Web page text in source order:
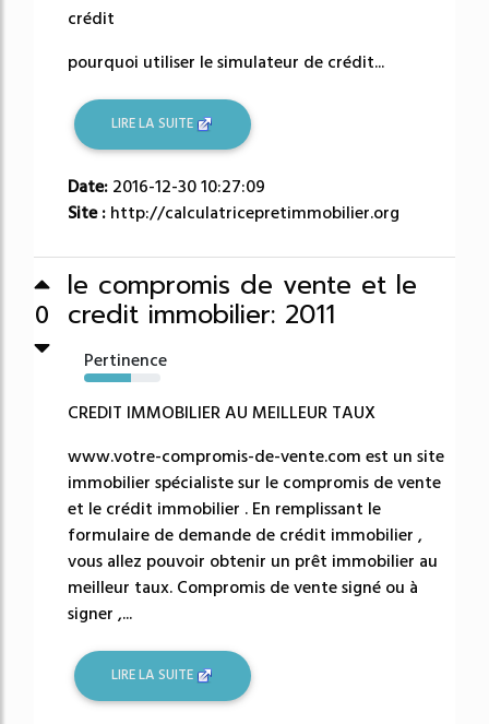
crédit
pourquoi utiliser le simulateur de crédit...
LIRE LA SUITE
Date: 2016-12-30 10:27:09
Site : http://calculatricepretimmobilier.org
0
le compromis de vente et le
credit immobilier: 2011
Pertinence
61%
CREDIT IMMOBILIER AU MEILLEUR TAUX
www.votre-compromis-de-vente.com est un site
immobilier spécialiste sur le compromis de vente
et le crédit immobilier . En remplissant le
formulaire de demande de crédit immobilier ,
vous allez pouvoir obtenir un prêt immobilier au
meilleur taux. Compromis de vente signé ou à
signer ,...
LIRE LA SUITE